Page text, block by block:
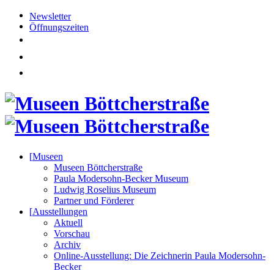
Newsletter
Öffnungszeiten
[Museen
Museen Böttcherstraße
Paula Modersohn-Becker Museum
Ludwig Roselius Museum
Partner und Förderer
[Ausstellungen
Aktuell
Vorschau
Archiv
Online-Ausstellung: Die Zeichnerin Paula Modersohn-
Becker